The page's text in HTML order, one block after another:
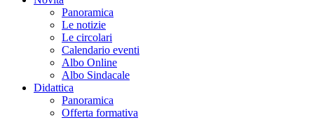
Panoramica
Le notizie
Le circolari
Calendario eventi
Albo Online
Albo Sindacale
Didattica
Panoramica
Offerta formativa